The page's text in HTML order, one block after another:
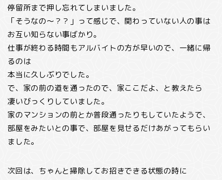
停留所まで押し忘れてしまいました。
「そうなの～？？」って感じで、関わっていない人の事は
お互い知らない事ばかり。
仕事が終わる時間もアルバイトの方が早いので、一緒に帰
るのは
本当に久しぶりでした。
で、家の前の道を通ったので、家ここだよ、と教えたら
凄いびっくりしていました。
家のマンションの前とか普段通ったりもしていたようで、
部屋をみたいとの事で、部屋を見せるだけあがってもらい
ました。
次回は、ちゃんと掃除してお招きできる状態の時に